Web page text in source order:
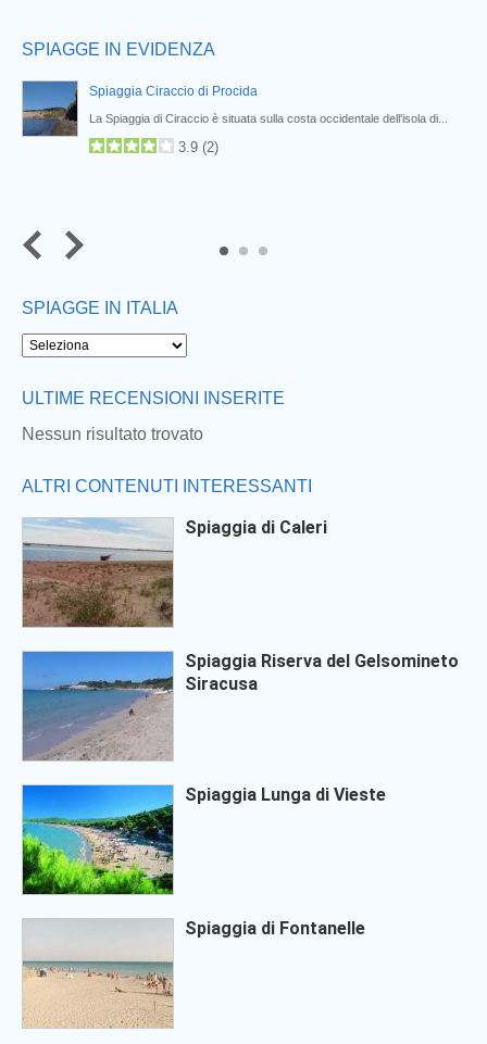
SPIAGGE IN EVIDENZA
Spiaggia Ciraccio di Procida
La Spiaggia di Ciraccio è situata sulla costa occidentale dell'isola di...
3.9 (2)
SPIAGGE IN ITALIA
ULTIME RECENSIONI INSERITE
Nessun risultato trovato
ALTRI CONTENUTI INTERESSANTI
Spiaggia di Caleri
Spiaggia Riserva del Gelsomineto
Siracusa
Spiaggia Lunga di Vieste
Spiaggia di Fontanelle